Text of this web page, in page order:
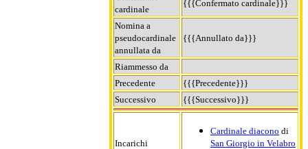
cardinale
{{{Confermato cardinale}}}
Nomina a
pseudocardinale
annullata da
{{{Annullato da}}}
Riammesso da
Precedente
{{{Precedente}}}
Successivo
{{{Successivo}}}
Incarichi
Cardinale diacono di
San Giorgio in Velabro